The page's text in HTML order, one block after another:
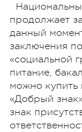
продолжает
данный
заключения
«социальной
питание,
можно купить
«Добрый
знак